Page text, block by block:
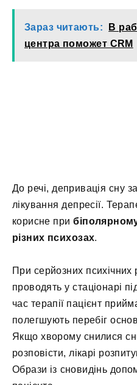
Зараз читають:
В
центра поможет CRM
До речі, депривація сну
лікування депресії.
корисне при
різних психозах.
При серйозних
проводять у стаціонарі
час терапії пацієнт
полегшують перебіг
Якщо хворому снилися
розповісти, лікарі
Образи із сновидінь